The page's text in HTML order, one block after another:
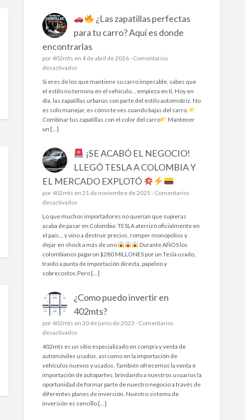
¿Las zapatillas perfectas
para tu carro? Aquí es donde
encontrarlas
por402mts en 4 de abril de 2026 - Comentarios
desactivadose
¿
L
a
a
a
t
i
l
a
s
p
e
r
f
e
t
a
s
p
a
Si eres de los que mantiene su carro impecable, sabes que
el estilo no termina en el vehículo… empieza en ti. Hoy en
día, las zapatillas urbanas son parte del estilo automotriz. No
es solo manejar, es cómo te ves cuando bajas del carro.
Combinar tus zapatillas con el color del carro
Mantener
un […]
¡SE ACABÓ EL NEGOCIO!
LLEGÓ TESLA A COLOMBIA Y
EL MERCADO EXPLOTÓ
por402mts en 21 de noviembre de 2025 - Comentarios
desactivadose
¡
S
E
A
C
A
Ó
L
N
E
G
O
C
I
O
!
L
Lo que muchos importadores no querían que supieras
acaba de pasar en Colombia: TESLA aterrizó oficialmente en
el país… y vino a destruir precios, romper monopolios y
dejar en shock a más de uno
Durante AÑOS los
colombianos pagaron $280 MILLONES por un Tesla usado,
traído a punta de importación directa, papeleo y
sobrecostos.Pero […]
¿Como puedo invertir en
402mts?
por402mts en 30 de junio de 2023 - Comentarios
desactivadose
¿
C
o
m
o
p
u
402mts es un sitio especializado en compra y venta de
automóviles usados, así como en la importación de
vehículos nuevos y usados. También ofrecemos la venta e
importación de autopartes, brindando a nuestros usuarios la
oportunidad de formar parte de nuestro negocio a través de
diferentes planes de inversión. Nuestro sistema de
inversión es sencillo […]